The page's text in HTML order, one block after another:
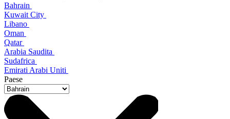
Bahrain
Kuwait City
Libano
Oman
Qatar
Arabia Saudita
Sudafrica
Emirati Arabi Uniti
Paese